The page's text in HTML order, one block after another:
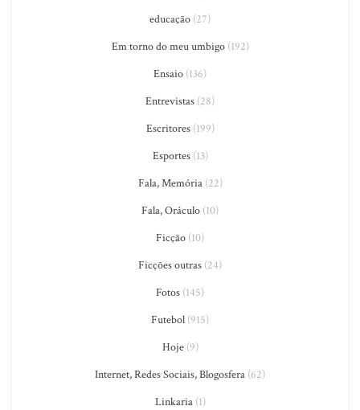
educação (27)
Em torno do meu umbigo(192)
Ensaio (136)
Entrevistas (28)
Escritores(199)
Esportes(13)
Fala, Memória(22)
Fala, Oráculo (10)
Ficção (10)
Ficções outras (24)
Fotos (145)
Futebol (915)
Hoje(9)
Internet, Redes Sociais, Blogosfera (62)
Linkaria(1)